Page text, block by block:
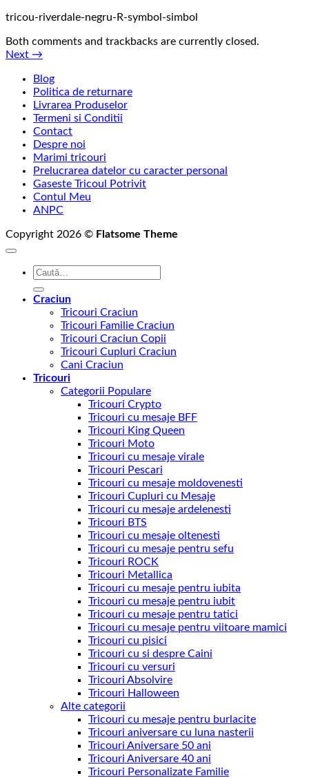
tricou-riverdale-negru-R-symbol-simbol
Both comments and trackbacks are currently closed.
Next →
Blog
Politica de returnare
Livrarea Produselor
Termeni si Conditii
Contact
Despre noi
Marimi tricouri
Prelucrarea datelor cu caracter personal
Gaseste Tricoul Potrivit
Contul Meu
ANPC
Copyright 2026 © Flatsome Theme
Caută
Craciun
Tricouri Craciun
Tricouri Familie Craciun
Tricouri Craciun Copii
Tricouri Cupluri Craciun
Cani Craciun
Tricouri
Categorii Populare
Tricouri Crypto
Tricouri cu mesaje BFF
Tricouri King Queen
Tricouri Moto
Tricouri cu mesaje virale
Tricouri Pescari
Tricouri cu mesaje moldovenesti
Tricouri Cupluri cu Mesaje
Tricouri cu mesaje ardelenesti
Tricouri BTS
Tricouri cu mesaje oltenesti
Tricouri cu mesaje pentru sefu
Tricouri ROCK
Tricouri Metallica
Tricouri cu mesaje pentru iubita
Tricouri cu mesaje pentru iubit
Tricouri cu mesaje pentru tatici
Tricouri cu mesaje pentru viitoare mamici
Tricouri cu pisici
Tricouri cu si despre Caini
Tricouri cu versuri
Tricouri Absolvire
Tricouri Halloween
Alte categorii
Tricouri cu mesaje pentru burlacite
Tricouri aniversare cu luna nasterii
Tricouri Aniversare 50 ani
Tricouri Aniversare 40 ani
Tricouri Personalizate Familie